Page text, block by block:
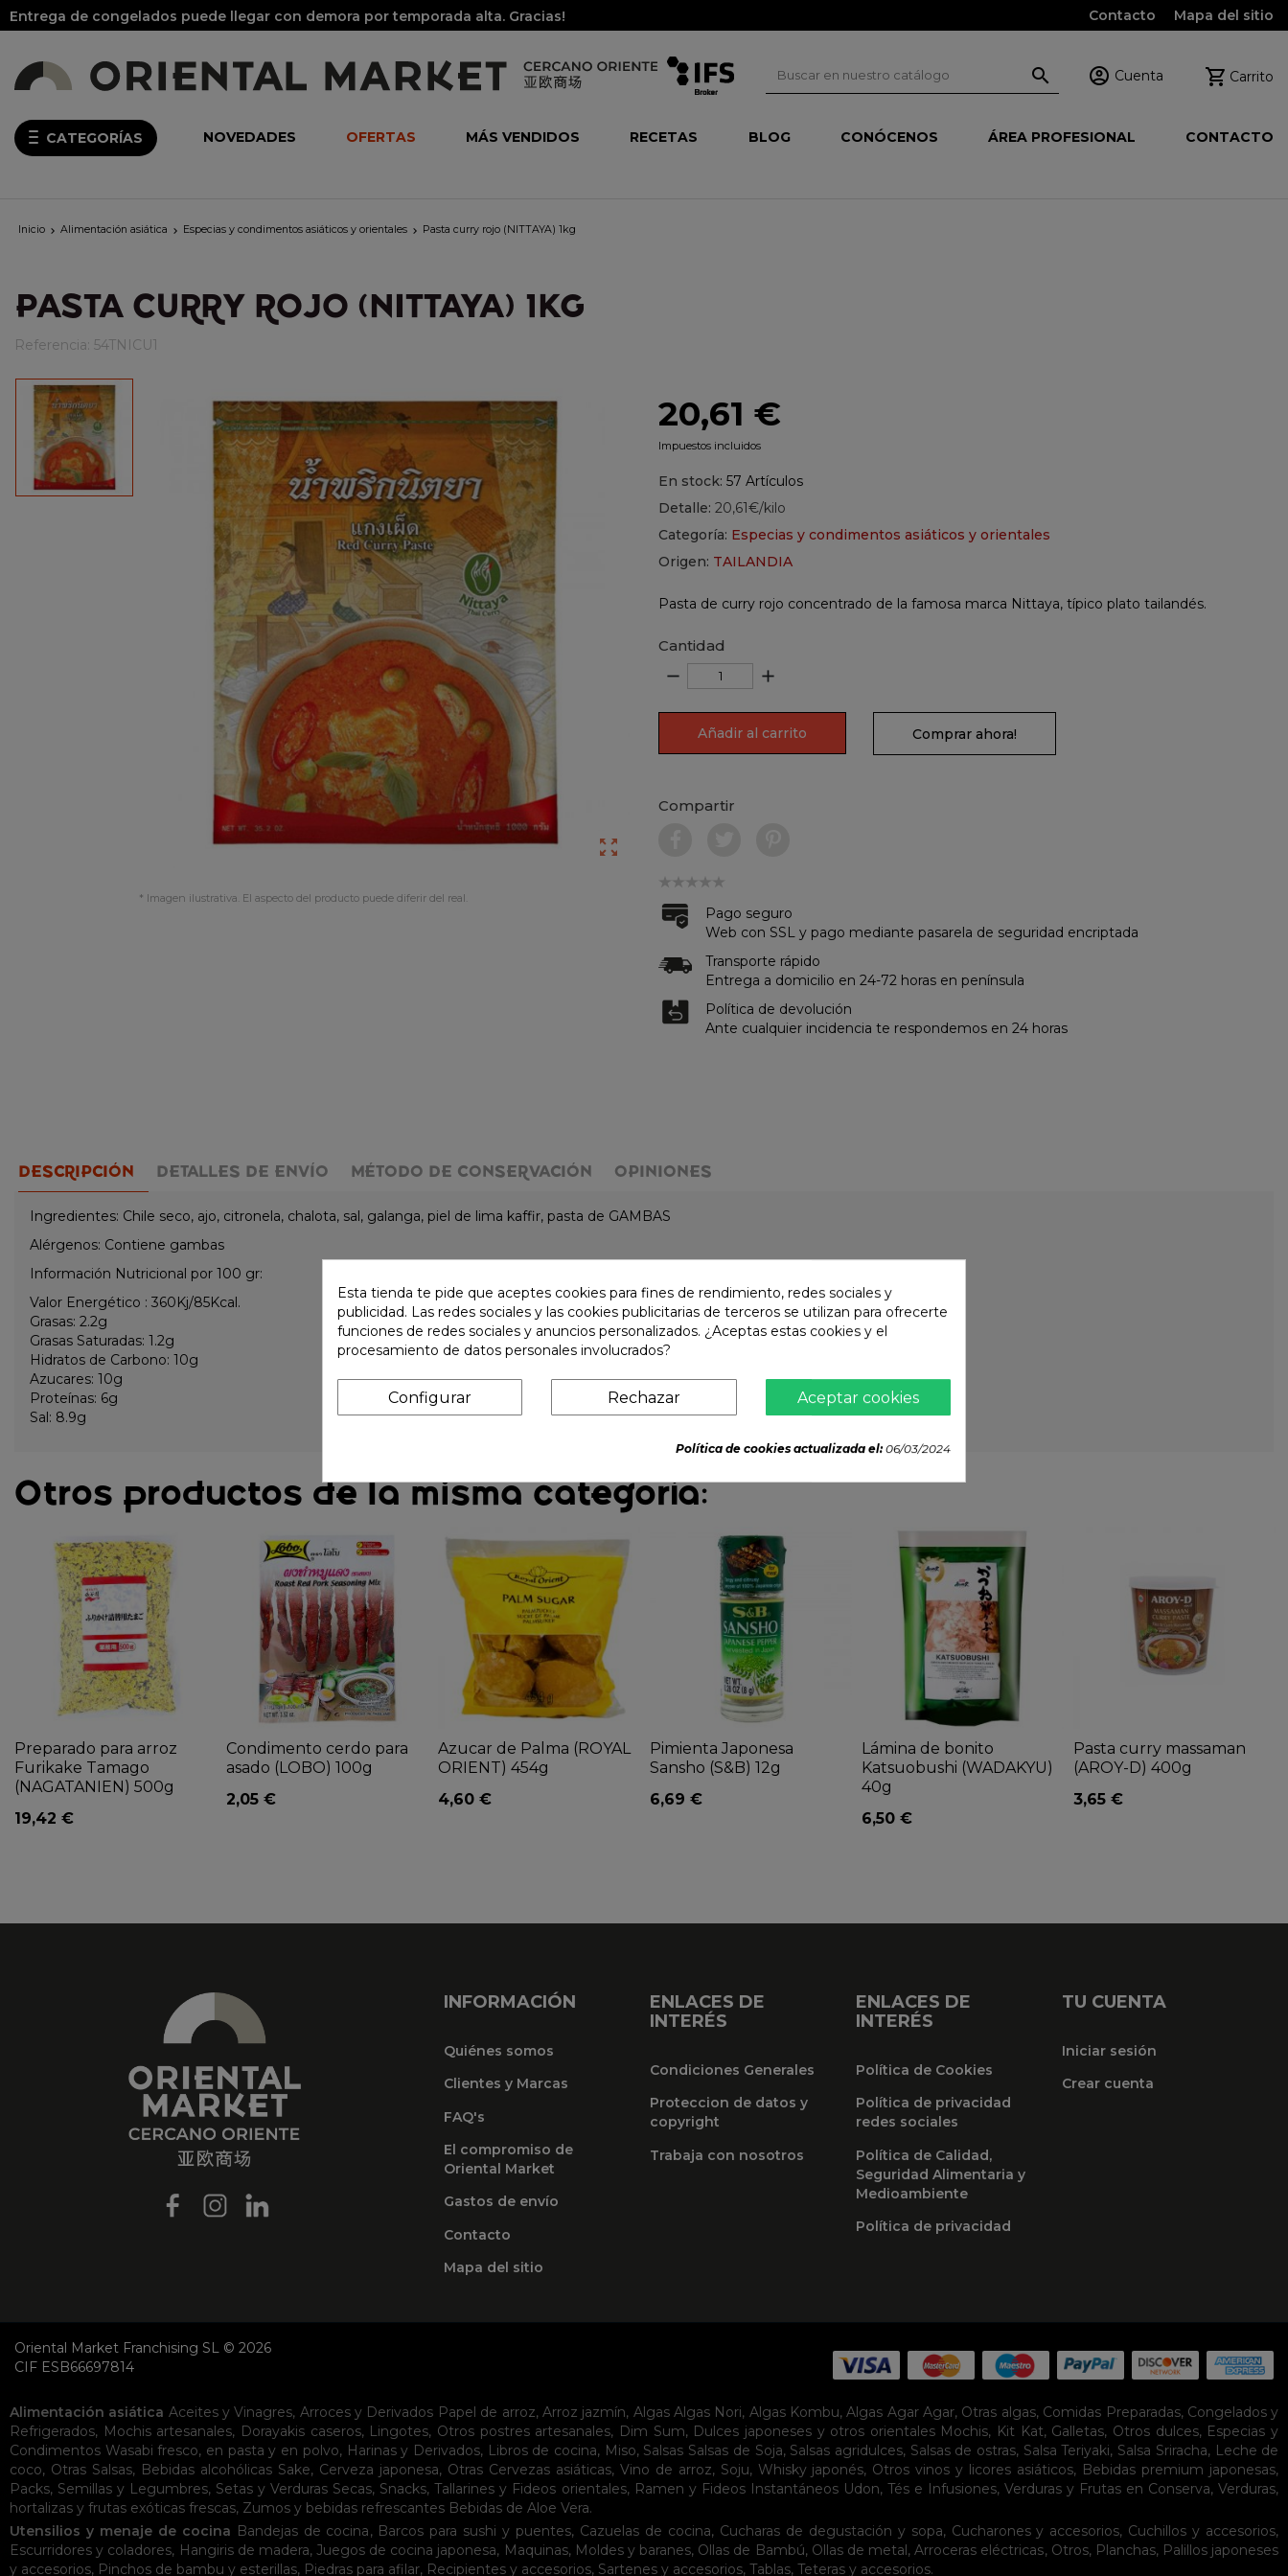
Entrega de congelados puede llegar con demora por temporada alta. Gracias! Contacto Mapa del sitio
  Cuenta  Carrito
CATEGORÍAS NOVEDADES OFERTAS MÁS VENDIDOS RECETAS BLOG CONÓCENOS ÁREA PROFESIONAL CONTACTO
Inicio  Alimentación asiática  Especias y condimentos asiáticos y orientales  Pasta curry rojo (NITTAYA) 1kg
PASTA CURRY ROJO (NITTAYA) 1KG
Referencia: 54TNICU1

* Imagen ilustrativa. El aspecto del producto puede diferir del real.
20,61 €
Impuestos incluidos
En stock: 57 Artículos
Detalle: 20,61€/kilo
Categoría: Especias y condimentos asiáticos y orientales
Origen: TAILANDIA
Pasta de curry rojo concentrado de la famosa marca Nittaya, típico plato tailandés.
Cantidad
remove add
Añadir al carrito Comprar ahora!
Compartir
Pago seguro
Web con SSL y pago mediante pasarela de seguridad encriptada
Transporte rápido
Entrega a domicilio en 24-72 horas en península
Política de devolución
Ante cualquier incidencia te respondemos en 24 horas
DESCRIPCIÓN DETALLES DE ENVÍO MÉTODO DE CONSERVACIÓN OPINIONES
Ingredientes: Chile seco, ajo, citronela, chalota, sal, galanga, piel de lima kaffir, pasta de GAMBAS
Alérgenos: Contiene gambas
Información Nutricional por 100 gr:
Valor Energético : 360Kj/85Kcal.
Grasas: 2.2g
Grasas Saturadas: 1.2g
Hidratos de Carbono: 10g
Azucares: 10g
Proteínas: 6g
Sal: 8.9g
Otros productos de la misma categoría:
Preparado para arroz
Furikake Tamago
(NAGATANIEN) 500g
19,42 €
Condimento cerdo para
asado (LOBO) 100g
2,05 €
Azucar de Palma (ROYAL
ORIENT) 454g
4,60 €
Pimienta Japonesa
Sansho (S&B) 12g
6,69 €
Lámina de bonito
Katsuobushi (WADAKYU)
40g
6,50 €
Pasta curry massaman
(AROY-D) 400g
3,65 €
INFORMACIÓN
Quiénes somos
Clientes y Marcas
FAQ's
El compromiso de
Oriental Market
Gastos de envío
Contacto
Mapa del sitio
ENLACES DE
INTERÉS
Condiciones Generales
Proteccion de datos y
copyright
Trabaja con nosotros
ENLACES DE
INTERÉS
Política de Cookies
Política de privacidad
redes sociales
Política de Calidad,
Seguridad Alimentaria y
Medioambiente
Política de privacidad
TU CUENTA
Iniciar sesión
Crear cuenta
Oriental Market Franchising SL © 2026
CIF ESB66697814
Alimentación asiática Aceites y Vinagres, Arroces y Derivados Papel de arroz, Arroz jazmín, Algas Algas Nori, Algas Kombu,Algas Agar Agar, Otras algas, Comidas Preparadas, Congelados y
Refrigerados, Mochis artesanales, Dorayakis caseros, Lingotes, Otros postres artesanales, Dim Sum, Dulces japoneses y otros orientales Mochis, Kit Kat, Galletas, Otros dulces, Especias y
Condimentos Wasabi fresco, en pasta y en polvo, Harinas y Derivados, Libros de cocina, Miso, Salsas Salsas de Soja, Salsas agridulces, Salsas de ostras, Salsa Teriyaki, Salsa Sriracha, Leche de
coco, Otras Salsas, Bebidas alcohólicas Sake, Cerveza japonesa, Otras Cervezas asiáticas, Vino de arroz, Soju, Whisky japonés, Otros vinos y licores asiáticos, Bebidas premium japonesas,
Packs, Semillas y Legumbres, Setas y Verduras Secas, Snacks,Tallarines y Fideos orientales, Ramen y Fideos Instantáneos Udon, Tés e Infusiones, Verduras y Frutas en Conserva,Verduras,
hortalizas y frutas exóticas frescas, Zumos y bebidas refrescantes Bebidas de Aloe Vera.
Utensilios y menaje de cocina Bandejas de cocina, Barcos para sushi y puentes, Cazuelas de cocina, Cucharas de degustación y sopa, Cucharones y accesorios, Cuchillos y accesorios,
Escurridores y coladores, Hangiris de madera, Juegos de cocina japonesa, Maquinas, Moldes y baranes, Ollas de Bambú, Ollas de metal,Arroceras eléctricas, Otros, Planchas, Palillos japoneses
y accesorios, Pinchos de bambu y esterillas, Piedras para afilar, Recipientes y accesorios, Sartenes y accesorios, Tablas, Teteras y accesorios.
Esta tienda te pide que aceptes cookies para fines de rendimiento, redes sociales y
publicidad. Las redes sociales y las cookies publicitarias de terceros se utilizan para ofrecerte
funciones de redes sociales y anuncios personalizados. ¿Aceptas estas cookies y el
procesamiento de datos personales involucrados?
Aceptar cookies
Rechazar
Configurar
Política de cookies actualizada el:06/03/2024